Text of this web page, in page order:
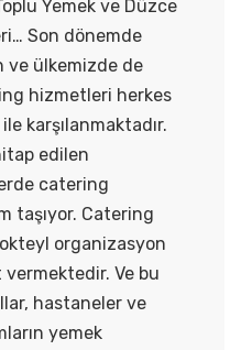
Yemek ve Düzce
Son dönemde
ve ülkemizde de
hizmetleri herkes
karşılanmaktadır.
edilen
catering
taşıyor. Catering
organizasyon
Ve bu
hastaneler ve
yemek